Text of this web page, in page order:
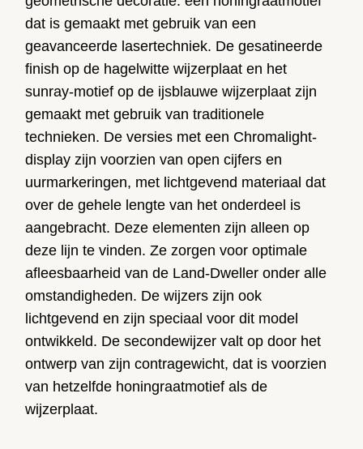
dat is gemaakt met gebruik van een
geavanceerde lasertechniek. De gesatineerde
finish op de hagelwitte wijzerplaat en het
sunray-motief op de ijsblauwe wijzerplaat zijn
gemaakt met gebruik van traditionele
technieken. De versies met een Chromalight-
display zijn voorzien van open cijfers en
uurmarkeringen, met lichtgevend materiaal dat
over de gehele lengte van het onderdeel is
aangebracht. Deze elementen zijn alleen op
deze lijn te vinden. Ze zorgen voor optimale
afleesbaarheid van de Land-Dweller onder alle
omstandigheden. De wijzers zijn ook
lichtgevend en zijn speciaal voor dit model
ontwikkeld. De secondewijzer valt op door het
ontwerp van zijn contragewicht, dat is voorzien
van hetzelfde honingraatmotief als de
wijzerplaat.